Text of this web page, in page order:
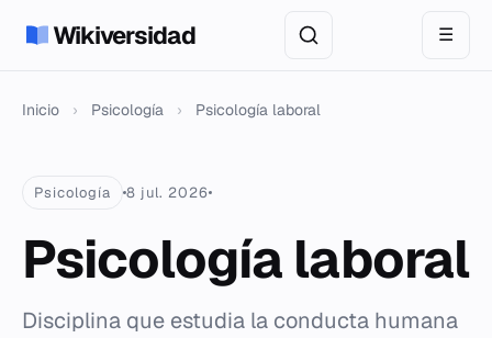
Wikiversidad ☰
Inicio › Psicología › Psicología laboral
Psicología 8 jul. 2026
Psicología laboral
Disciplina que estudia la conducta humana